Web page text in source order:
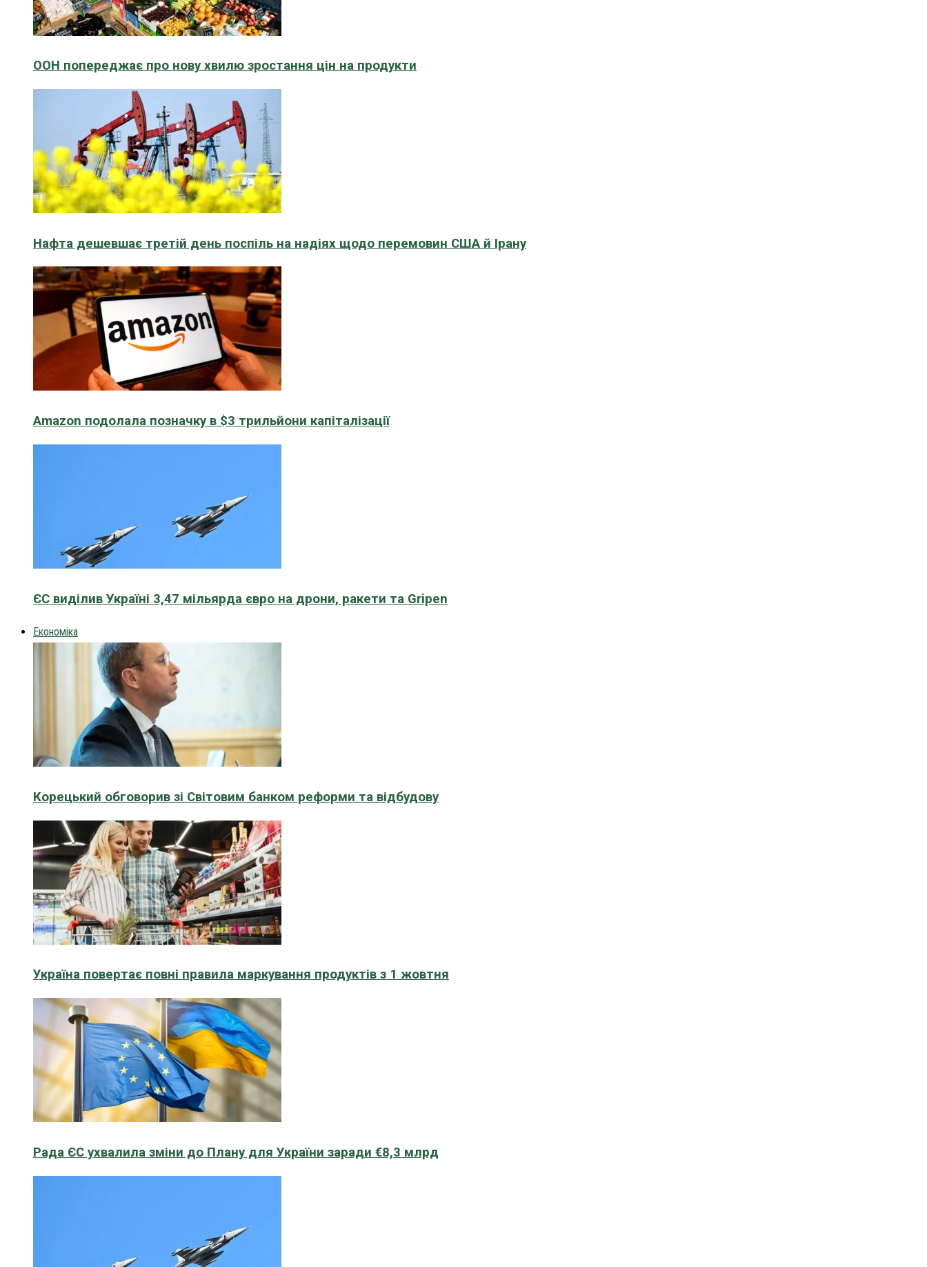
ООН попереджає про нову хвилю зростання цін на продукти
Нафта дешевшає третій день поспіль на надіях щодо перемовин США й Ірану
Amazon подолала позначку в $3 трильйони капіталізації
ЄС виділив Україні 3,47 мільярда євро на дрони, ракети та Gripen
Економіка
Корецький обговорив зі Світовим банком реформи та відбудову
Україна повертає повні правила маркування продуктів з 1 жовтня
Рада ЄС ухвалила зміни до Плану для України заради €8,3 млрд